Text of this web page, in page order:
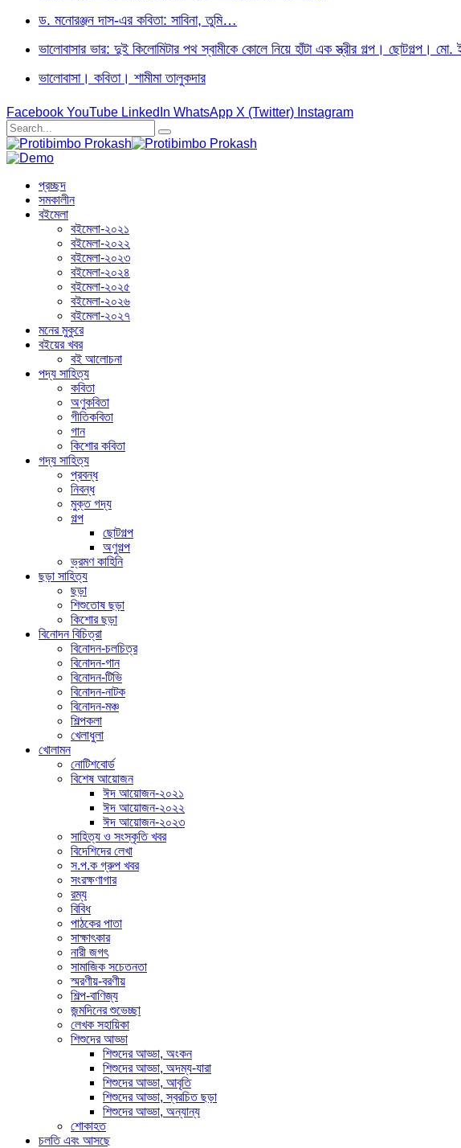
ড. মনোরঞ্জন দাস-এর কবিতা: সাবিনা, তুমি…
ভালোবাসার ভার: দুই কিলোমিটার পথ স্বামীকে কোলে নিয়ে হাঁটা এক স্ত্রীর গল্প। ছোটগল্প। ‎মো.
ভালোবাসা। কবিতা। শামীমা তালুকদার
Facebook YouTube LinkedIn WhatsApp X (Twitter) Instagram
প্রচ্ছদ
সমকালীন
বইমেলা
বইমেলা-২০২১
বইমেলা-২০২২
বইমেলা-২০২৩
বইমেলা-২০২৪
বইমেলা-২০২৫
বইমেলা-২০২৬
বইমেলা-২০২৭
মনের মুকুরে
বইয়ের খবর
বই আলোচনা
পদ্য সাহিত্য
কবিতা
অণুকবিতা
গীতিকবিতা
গান
কিশোর কবিতা
গদ্য সাহিত্য
প্রবন্ধ
নিবন্ধ
মুক্ত গদ্য
গল্প
ছোটগল্প
অণুগল্প
ভ্রমণ কাহিনি
ছড়া সাহিত্য
ছড়া
শিশুতোষ ছড়া
কিশোর ছড়া
বিনোদন বিচিত্রা
বিনোদন-চলচিত্র
বিনোদন-গান
বিনোদন-টিভি
বিনোদন-নাটক
বিনোদন-মঞ্চ
শিল্পকলা
খেলাধুলা
খোলামন
নোটিশবোর্ড
বিশেষ আয়োজন
ঈদ আয়োজন-২০২১
ঈদ আয়োজন-২০২২
ঈদ আয়োজন-২০২৩
সাহিত্য ও সংস্কৃতি খবর
বিদেশিদের লেখা
স.প.ক গ্রুপ খবর
সংরক্ষণাগার
রম্য
বিবিধ
পাঠকের পাতা
সাক্ষাৎকার
নারী জগৎ
সামাজিক সচেতনতা
স্মরণীয়-বরণীয়
শিল্প-বাণিজ্য
জন্মদিনের শুভেচ্ছা
লেখক সহায়িকা
শিশুদের আড্ডা
শিশুদের আড্ডা, অংকন
শিশুদের আড্ডা, অদম্য-যারা
শিশুদের আড্ডা, আবৃতি
শিশুদের আড্ডা, স্বরচিত ছড়া
শিশুদের আড্ডা, অন্যান্য
শোকাহত
চলতি এবং আসছে